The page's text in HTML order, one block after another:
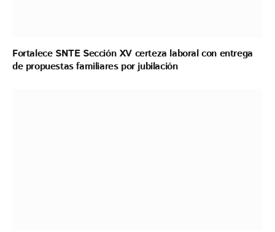
Fortalece SNTE Sección XV certeza laboral con entrega
de propuestas familiares por jubilación